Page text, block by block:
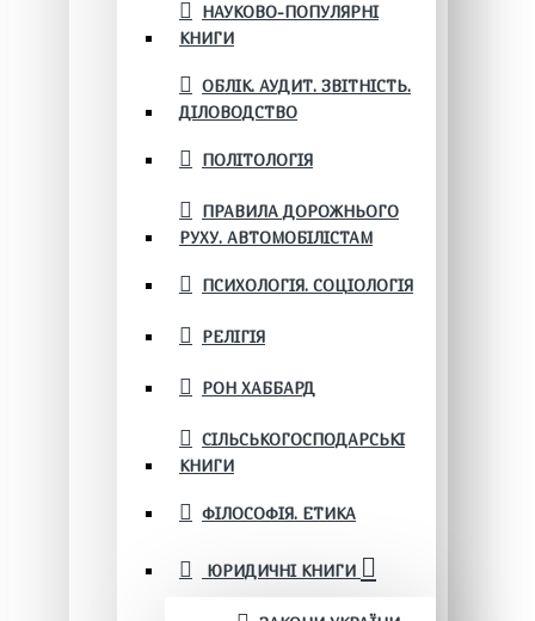
НАУКОВО-ПОПУЛЯРНІ
КНИГИ
ОБЛІК. АУДИТ. ЗВІТНІСТЬ.
ДІЛОВОДСТВО
ПОЛІТОЛОГІЯ
ПРАВИЛА ДОРОЖНЬОГО
РУХУ. АВТОМОБІЛІСТАМ
ПСИХОЛОГІЯ. СОЦІОЛОГІЯ
РЕЛІГІЯ
РОН ХАББАРД
СІЛЬСЬКОГОСПОДАРСЬКІ
КНИГИ
ФІЛОСОФІЯ. ЕТИКА
ЮРИДИЧНІ КНИГИ